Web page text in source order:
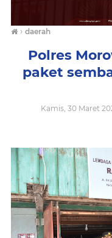
› daerah
Polres
paket
Kamis, 30 Maret